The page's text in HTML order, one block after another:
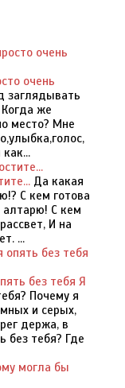
очень
заглядывать
Когда же
место? Мне
Да какая
С кем готова
алтарю! С кем
И на
...
без тебя Я
Почему я
и серых,
держа, в
без тебя? Где